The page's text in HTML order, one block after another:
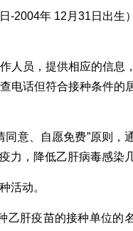
2004年 12月31日出生
员，提供相应的信息
电话但符合接种条件的
意、自愿免费”原则，
力，降低乙肝病毒感染几
活动。
肝疫苗的接种单位的名